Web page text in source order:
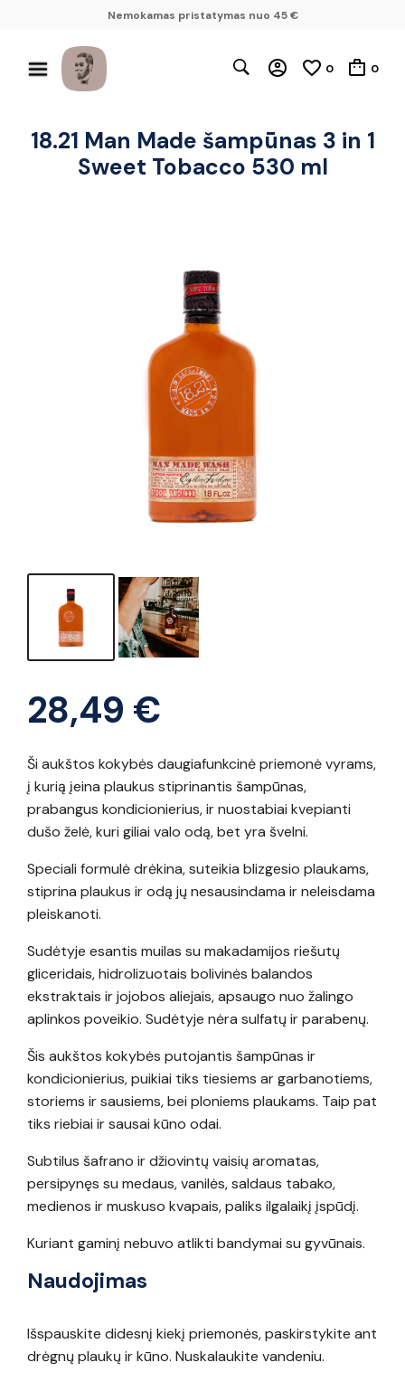
Nemokamas pristatymas nuo 45 €
0 0
18.21 Man Made šampūnas 3 in 1
Sweet Tobacco 530 ml
28,49 €
Ši aukštos kokybės daugiafunkcinė priemonė vyrams,
į kurią įeina plaukus stiprinantis šampūnas,
prabangus kondicionierius, ir nuostabiai kvepianti
dušo želė, kuri giliai valo odą, bet yra švelni.
Speciali formulė drėkina, suteikia blizgesio plaukams,
stiprina plaukus ir odą jų nesausindama ir neleisdama
pleiskanoti.
Sudėtyje esantis muilas su makadamijos riešutų
gliceridais, hidrolizuotais bolivinės balandos
ekstraktais ir jojobos aliejais, apsaugo nuo žalingo
aplinkos poveikio. Sudėtyje nėra sulfatų ir parabenų.
Šis aukštos kokybės putojantis šampūnas ir
kondicionierius, puikiai tiks tiesiems ar garbanotiems,
storiems ir sausiems, bei ploniems plaukams. Taip pat
tiks riebiai ir sausai kūno odai.
Subtilus šafrano ir džiovintų vaisių aromatas,
persipynęs su medaus, vanilės, saldaus tabako,
medienos ir muskuso kvapais, paliks ilgalaikį įspūdį.
Kuriant gaminį nebuvo atlikti bandymai su gyvūnais.
Naudojimas
Išspauskite didesnį kiekį priemonės, paskirstykite ant
drėgnų plaukų ir kūno. Nuskalaukite vandeniu.